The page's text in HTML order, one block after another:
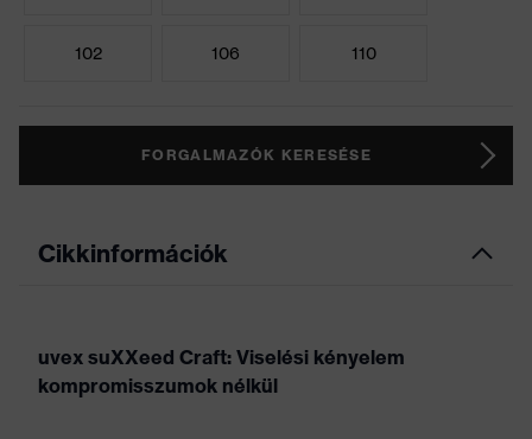
102 106 110
FORGALMAZÓK KERESÉSE
Cikkinformációk
uvex suXXeed Craft: Viselési kényelem
kompromisszumok nélkül